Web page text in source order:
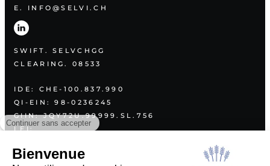
E. INFO@SELVI.CH
SWIFT. SELVCHGG
CLEARING. 08533
IDE: CHE-100.837.990
QI-EIN: 98-0236245
GIIN: JQY72U.99999.SL.756
LEI: